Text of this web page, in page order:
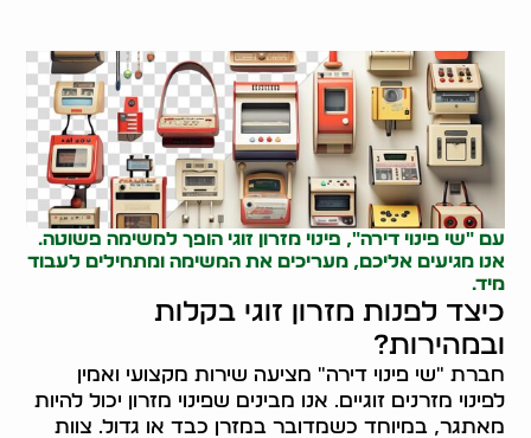
עם "שי פינוי דירה", פינוי מזרון זוגי הופך למשימה פשוטה.
אנו מגיעים אליכם, מעריכים את המשימה ומתחילים לעבוד
מיד.
כיצד לפנות מזרון זוגי בקלות
ובמהירות?
חברת "שי פינוי דירה" מציעה שירות מקצועי ואמין
לפינוי מזרנים זוגיים. אנו מבינים שפינוי מזרון יכול להיות
מאתגר, במיוחד כשמדובר במזרן כבד או גדול. צוות